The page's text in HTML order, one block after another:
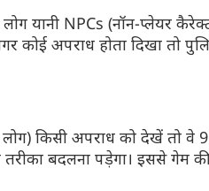
यानी NPCs (नॉन-प्लेयर
कोई अपराध होता दिखा तो
किसी अपराध को देखें तो वे
बदलना पड़ेगा। इससे गेम की